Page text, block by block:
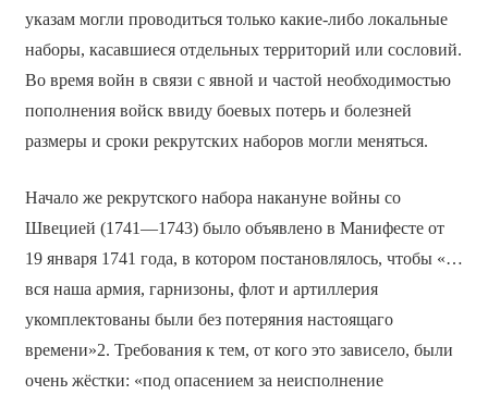
указам могли проводиться только какие-либо локальные
наборы, касавшиеся отдельных территорий или сословий.
Во время войн в связи с явной и частой необходимостью
пополнения войск ввиду боевых потерь и болезней
размеры и сроки рекрутских наборов могли меняться.
Начало же рекрутского набора накануне войны со
Швецией (1741—1743) было объявлено в Манифесте от
19 января 1741 года, в котором постановлялось, чтобы «…
вся наша армия, гарнизоны, флот и артиллерия
укомплектованы были без потеряния настоящаго
времени»2. Требования к тем, от кого это зависело, были
очень жёстки: «под опасением за неисполнение